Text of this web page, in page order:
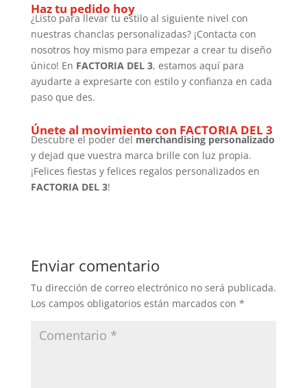
Haz tu pedido hoy
¿Listo para llevar tu estilo al siguiente nivel con
nuestras chanclas personalizadas? ¡Contacta con
nosotros hoy mismo para empezar a crear tu diseño
único! En FACTORIA DEL 3, estamos aquí para
ayudarte a expresarte con estilo y confianza en cada
paso que des.
Únete al movimiento con FACTORIA DEL 3
Descubre el poder del merchandising personalizado
y dejad que vuestra marca brille con luz propia.
¡Felices fiestas y felices regalos personalizados en
FACTORIA DEL 3!
Enviar comentario
Tu dirección de correo electrónico no será publicada.
Los campos obligatorios están marcados con *